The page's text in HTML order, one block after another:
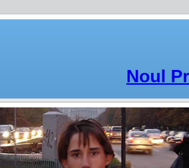
Noul